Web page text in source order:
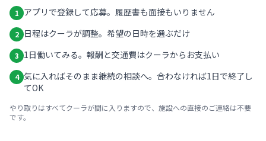
1 アプリで登録して応募。履歴書も面接もいりません
2 日程はクーラが調整。希望の日時を選ぶだけ
3 1日働いてみる。報酬と交通費はクーラからお支払い
4 気に入ればそのまま継続の相談へ。合わなければ1日で終了し
てOK
やり取りはすべてクーラが間に入りますので、施設への直接のご連絡は不要
です。